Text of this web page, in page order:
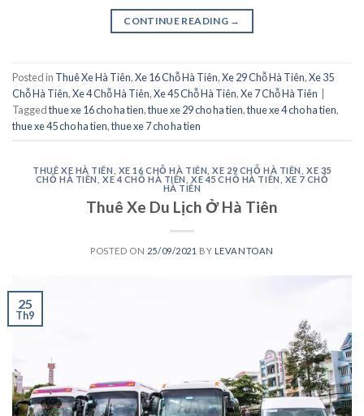
CONTINUE READING →
Posted in Thuê Xe Hà Tiên,Xe 16 Chỗ Hà Tiên,Xe 29 Chỗ Hà Tiên,Xe 35
Chỗ Hà Tiên,Xe 4 Chỗ Hà Tiên,Xe 45 Chỗ Hà Tiên,Xe 7 Chỗ Hà Tiên
Taggedthue xe 16 cho ha tien,thue xe 29 cho ha tien,thue xe 4 cho ha tien,
thue xe 45 cho ha tien,thue xe 7 cho ha tien
THUÊ XE HÀ TIÊN XE 16 CHỖ HÀ TIÊN ,XE 29 CHỖ HÀ TIÊN ,XE 35
CHỖ HÀ TIÊN
,XE 4 CHỖ HÀ TIÊN ,XE 45 CHỖ HÀ TIÊN
XE 7 CHỖ
HÀ TIÊN
Thuê Xe Du Lịch Ở Hà Tiên
POSTED ON 25/09/2021 BY LEVANTOAN
25
Th9